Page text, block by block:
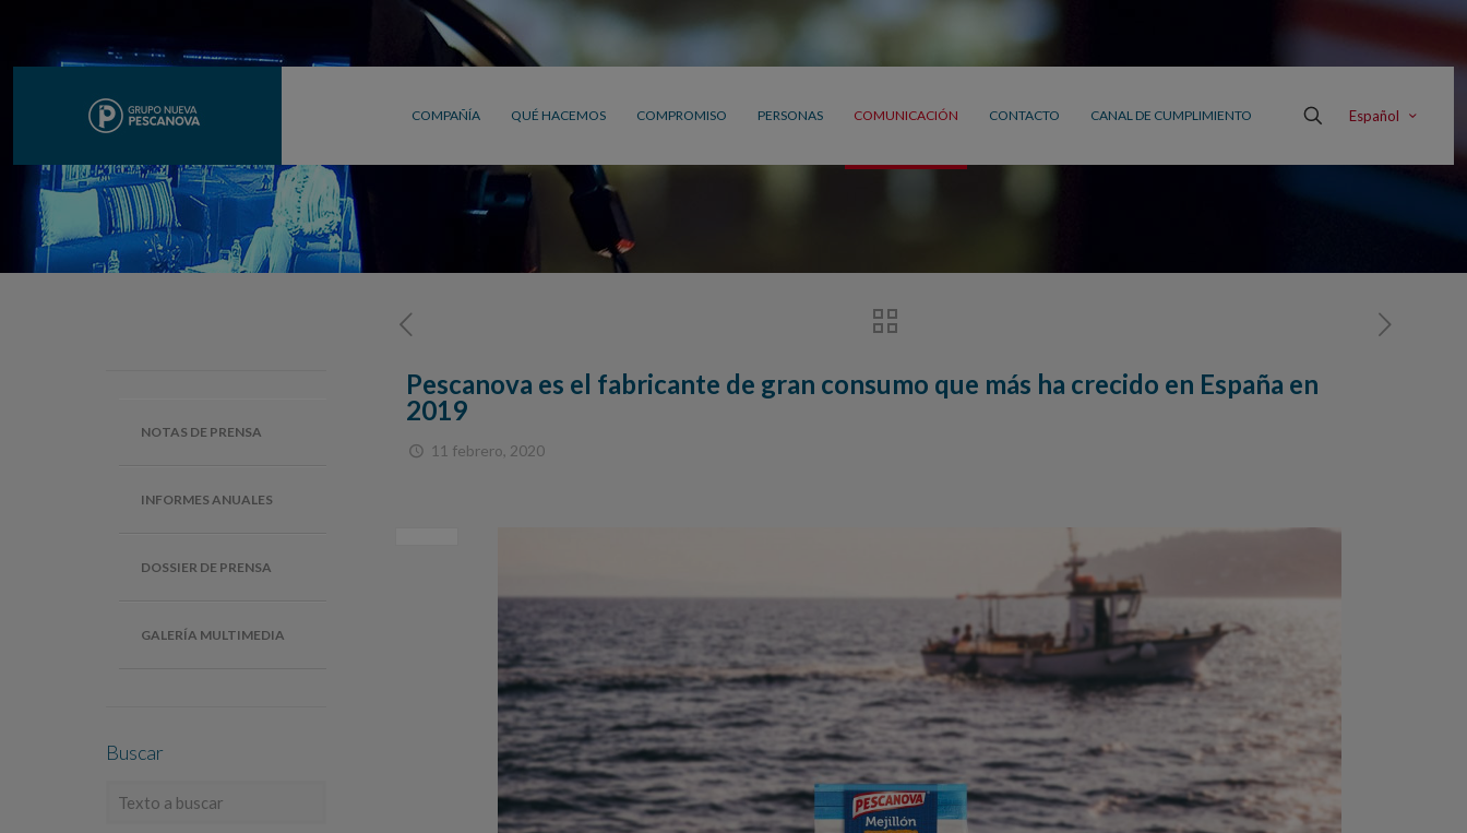
COMPAÑÍA QUÉ HACEMOS COMPROMISO PERSONAS COMUNICACIÓN CONTACTO CANAL DE CUMPLIMIENTO Español
Pescanova es el fabricante de gran consumo que más ha crecido en España en
2019
11 febrero, 2020
NOTAS DE PRENSA
INFORMES ANUALES
DOSSIER DE PRENSA
GALERÍA MULTIMEDIA
Buscar